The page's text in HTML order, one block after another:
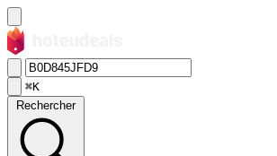
⌘K
Rechercher